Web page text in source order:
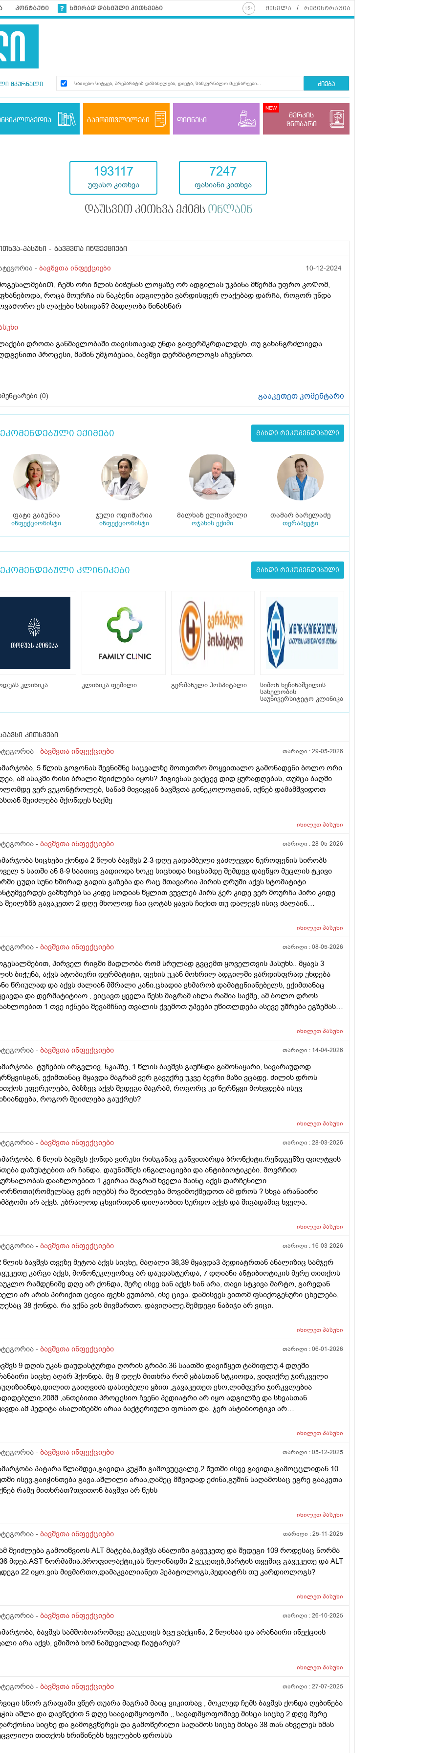
კონტაქტი ხშირად დასმული კითხვები შესვლა რეგისტრაცია
მკურნალი ძიება
გამომთვლელები ფიტნესი
მერკის
ცნობარი
193117
უფასო კითხვა
7247
ფასიანი კითხვა
დაუსვით კითხვა ექიმს ონლაინ
პასუხი - ბავშვთა ინფექციები
- ბავშვთა ინფექციები 10-12-2024
Ჩემს ორი წლის ბიᲭუნას ლოყაზე ორ ადგილას უკბინა მწერმა უფრო კოᲦომ,
როცა მოურᲩა ის ნაკბენი ადგილები ვარდისფერ ლაქებად დარᲩა, როგორ უნდა
ეს ლაქები სახიდან? მადლობა წინასწარ
დროთა განმავლობაში თავისთავად უნდა გაფერმკრდალდეს, თუ გახანგრძლივდა
პროცესი, მაშინ უმჯობესია, ბავშვი დერმატოლოგს აჩვენოთ.
(0) გააკეთეთ კომენტარი
ექიმები გახდი რეკომენდებული
ფატი გაბუნია
ინფექციონისტი
ჯული ოდიშარია
ინფექციონისტი
მალხაზ ელიაშვილი
ოჯახის ექიმი
თამარ ბარელაძე
თერაპევტი
კლინიკები გახდი რეკომენდებული
კლინიკა კლინიკა ფემილი გერმანული ჰოსპიტალი
სიმონ ხეჩინაშვილის
სახელობის
საუნივერსიტეტო კლინიკა
კითხვები
- ბავშვთა ინფექციები თარიღი :29-05-2026
5 წლის გოგონას შევნიშნე საცვალზე მოთეთრო მოყვითალო გამონადენი ბოლო ორი
ამ ასაკში რისი ბრალი შეიძლება იყოს? ჰიგიენას ვაქცევ დიდ ყურადღებას, თუმცა ბაღში
ვერ ვუკონტროლებ, სანამ მივიყვან ბავშვთა გინეკოლოგთან, იქნებ დამამშვიდოთ
შეიძლება მქონდეს საქმე
იხილეთპასუხი
- ბავშვთა ინფექციები თარიღი :28-05-2026
სიცხები ქონდა 2 წლის ბავშვს 2-3 დღე გადამბული ვაძლევდი ნუროფენის სიროპს
5 სათში ან 8-9 საათიც გადიოდა ხოკე სიცხიდა სიცხამდე შემდეგ დაეწყო მუცლის ტკივი
ცუდი სუნი ხშირად გადის გაზება და რაც მთავარია პირის ღრუში აქვს სტომატიტი
ვაშხურებ სა კიდე სოდიან წყლით ვუვლებ პირს ჯერ კიდე ვერ მოურჩა პირი კიდე
შეილზწბ გავაკეთო 2 დღე მხოლოდ ჩაი ცოტას ყავის ჩიქით თუ დალევს ისიც ძალაინ
იხილეთპასუხი
- ბავშვთა ინფექციები თარიღი :08-05-2026
პირველ რიგში მადლობა რომ სრულად გვცემთ ყოველთვის პასუხს.. მყავს 3
ბიჭუნა, აქვს ატოპიური დერმატიტი, ფეხის უკან მოხრილ ადგილში ვარდისფრად უხდება
წრიულად და აქვს ძალიან მშრალი კანი.ცხადია ვხმარობ დამატენიანებელს, ექიმთანაც
და დერმატიტიაო , ვიცავთ ყველა წესს მაგრამ ახლა რაშია საქმე, ამ ბოლო დროს
1 თვე იქნება შევამჩნიე თვალის ქვემოთ უპეები უწითლდება ასევე უშრება ეგზემას
ვუსმევთ მაგრამ უშედეგოა.რა მოვიმოქმედო? თვალის უპეებთან რატომ უნდა იყოს ასეთი
გაუმასპინძლდნენ შოკოლადით, ზომას გადააჭარბა და უფრო გაუმწვავდა დერმატიტი ასევე
სისხლის ანალიზები.იქნებ მირჩიოთ რა მოვიმოქმედო ან რა სახის კვებითი დიეტაა
ამ დროს.გმადლობთ წინასწარ
იხილეთპასუხი
- ბავშვთა ინფექციები თარიღი : 14-04-2026
ტუჩების ირგვლივ, ნკაპზე, 1 წლის ბავშვს გაუჩნდა გამონაყარი, სავარაუდოდ
ექიმთანაც მყავდა მაგრამ ვერ გავუქრე უკვე ბევრი მაზი ვცადე. ძილის დროს
უფერულება, მაზზეც აქვს შედეგი მაგრამ, როგორც კი ნერწყვი მოხვდება ისევ
როგორ შეიძლება გაუქრეს?
იხილეთპასუხი
- ბავშვთა ინფექციები თარიღი :28-03-2026
6 წლის ბავშვს ქონდა ვირუსი რისგანაც განვითარდა ბრონქიტი.რენდგენზე ფილტვის
დაზუსტებით არ ჩანდა. დაუნიშნეს ინგალაციები და ანტიბიოტიკები. მოვრჩით
დააზლოებით 1 კვირაა მაგრამ ხველა მაინც აქვს დარჩენილი
ვერ იღებს) რა შეიძლება მოვიმოქმედოთ ამ დროს ? სხვა არანაირი
არ აქვს. უბრალოდ ცხვირიდან დილაობით სურდო აქვს და შიგადაშიგ ხველა.
იხილეთპასუხი
- ბავშვთა ინფექციები თარიღი : 16-03-2026
წლის ბავშვს თვეზე მეტოა აქვს სიცხე, მაღალი 38,39 მყავდა3 პედიატრთან ანალიზიც სამჯერ
კარგი აქვს, მონონუკლეოზიც არ დაუდასტურდა, 7 დღიანი ანტიბიოტიკის მერე თითქოს
რამდენიმე დღე არ ქონდა, მერე ისევ ხან აქვს ხან არა, თავი სტკივა მარტო, გარედან
არ არის პირიქით ცივია ფეხს ვუთბობ, ისე ცივა. დამისვეს ვითომ ფსიქოგენური ცხელება,
38 ქონდა. რა ვქნა ვის მივმართო. დავიღალე.შემდეგი ნაბიჯი არ ვიცი.
იხილეთპასუხი
- ბავშვთა ინფექციები თარიღი :06-01-2026
9 დღის უკან დაუდასტურდა ღორის გრიპი.36 საათში დავიწყეთ ტამიფლუ.4 დღეში
სიცხე აღარ ჰქონდა. მე 8 დღეს მითხრა რომ ყბასთან სტკიოდა, ვიფიქრე ჯირკველი
გაიღვიძა დასიებული ყბით ,გავაკეთეთ ეხო,ლიმფური ჯირკვლებია
,ანთებითი პროცესიო.ჩვენი პედიატრი არ იყო ადგილზე და სხვასთან
პედიტა ანალიზებში არაა ბაქტერიული ფონიო და. ჯერ ანტიბიოტიკი არ
მიეციო ანტიბიოტიკიო.დავიბენი ,აზრთა სხვადასხვაო რომ იყო.თქვენ რას მირჩევთ
ჩართვას მირჩევთ? მეშინია რამე არ გაურთულდეს.
იხილეთპასუხი
- ბავშვთა ინფექციები თარიღი :05-12-2025
წლამდეა,გავიდა კუჭში გამოვუცვალე,2 წუთში ისევ გავიდა,გამოცცლიდან 10
ისევ.გაიჭინთება გავა.აშლილი არაა,ღამეც მშვიდად ეძინა,გუშინ საღამოსაც ეგრე გააკეთა
რამე მითხრათ?თვითონ ბავშვი არ წუხს
იხილეთპასუხი
- ბავშვთა ინფექციები თარიღი :25-11-2025
შეიძლება გამოიწვიოს ALT მატება,ბავშვს ანალიზი გავუკეთე და შედეგი 109 როდესაც ნორმა
მდეა.AST ნორმაშია.პროფილაქტიკას წელიწადში 2 ვუკეთებ,მარტის თვეშიც გავუკეთე და ALT
22 იყო.ვის მივმართო,დამაკვალიანეთ ჰეპატოლოგს,პედიატრს თუ კარდიოლოგს?
იხილეთპასუხი
- ბავშვთა ინფექციები თარიღი :26-10-2025
ბავშვს სამშობოაროშივე გაუკეთეს ბცჟ ვაქცინა, 2 წლისაა და არანაირი ინექციის
არა აქვს, ვშიშობ ხომ ნამდვილად ჩაუტარეს?
იხილეთპასუხი
- ბავშვთა ინფექციები თარიღი :27-07-2025
სწორ გრაფაში ვწერ თუარა მაგრამ მაიც ვიკითხავ , მოკლედ ჩემს ბავშვს ქონდა ღებინება
აშლა და დავწექით 5 დღე საავადმყოფოში ,, სავადმყოფოშივე მისცა სიცხე 2 დღე მერე
სიცხე და გამოგვწერეს და გამოწერილი საღამოს სიცხე მისცა 38 თან ახველეს ხმას
თითქოს ხრიწინებს ხველების დროსსს